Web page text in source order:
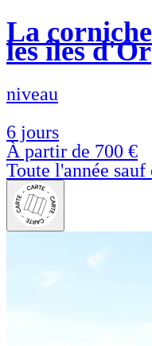
La
les îles d'Or
niveau
6 jours
À partir de 700 €
Toute l'année